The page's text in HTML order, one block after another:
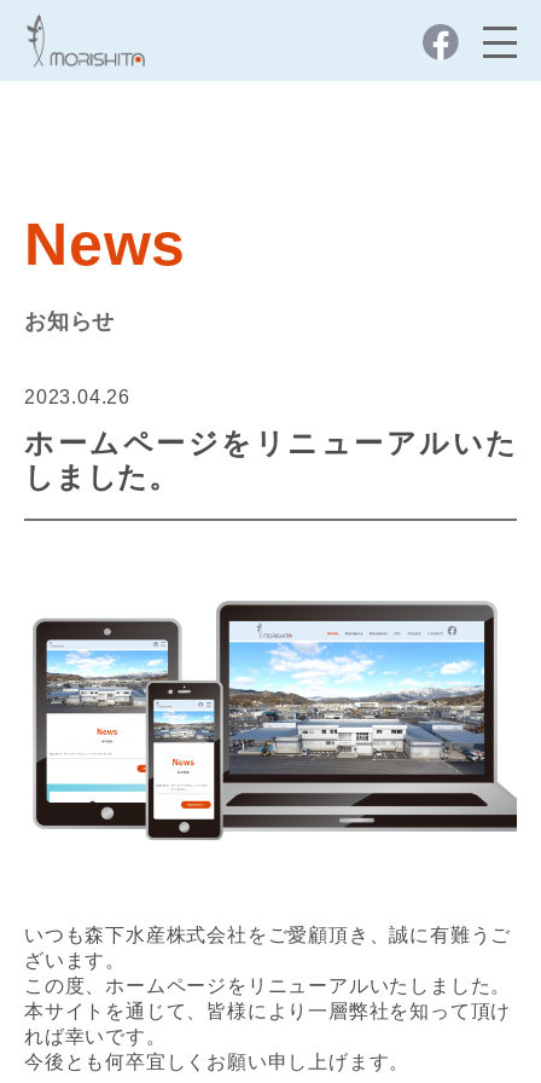
News
お知らせ
2023.04.26
ホームページをリニューアルいた
しました。
いつも森下水産株式会社をご愛顧頂き、誠に有難うご
ざいます。
この度、ホームページをリニューアルいたしました。
本サイトを通じて、皆様により一層弊社を知って頂け
れば幸いです。
今後とも何卒宜しくお願い申し上げます。